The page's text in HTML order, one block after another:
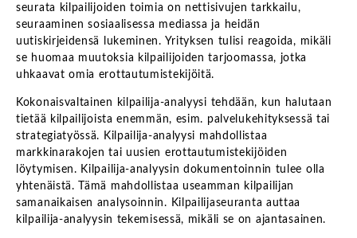
seurata kilpailijoiden toimia on nettisivujen tarkkailu,
seuraaminen sosiaalisessa mediassa ja heidän
uutiskirjeidensä lukeminen. Yrityksen tulisi reagoida, mikäli
se huomaa muutoksia kilpailijoiden tarjoomassa, jotka
uhkaavat omia erottautumistekijöitä.
Kokonaisvaltainen kilpailija-analyysi tehdään, kun halutaan
tietää kilpailijoista enemmän, esim. palvelukehityksessä tai
strategiatyössä. Kilpailija-analyysi mahdollistaa
markkinarakojen tai uusien erottautumistekijöiden
löytymisen. Kilpailija-analyysin dokumentoinnin tulee olla
yhtenäistä. Tämä mahdollistaa useamman kilpailijan
samanaikaisen analysoinnin. Kilpailijaseuranta auttaa
kilpailija-analyysin tekemisessä, mikäli se on ajantasainen.